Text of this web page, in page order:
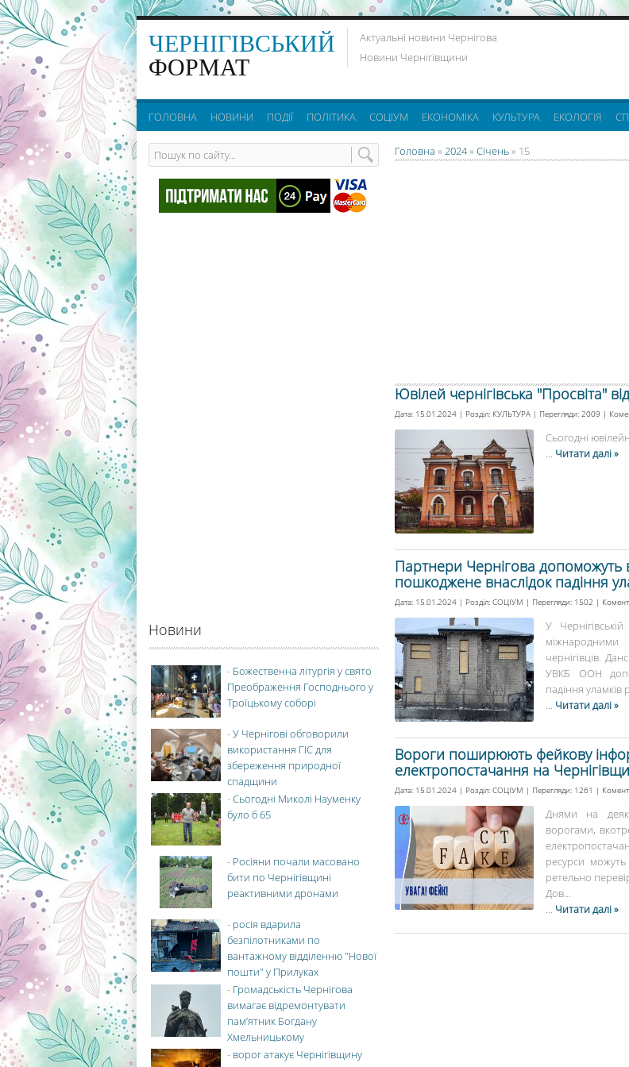
ЧЕРНІГІВСЬКИЙ
ФОРМАТ
Актуальні новини Чернігова
Новини Чернігівщини
ГОЛОВНА НОВИНИ ПОДІЇ ПОЛІТИКА СОЦІУМ ЕКОНОМІКА КУЛЬТУРА ЕКОЛОГІЯ
Головна » 2024» Січень» 15
Ювілей чернігівська "Просвіта"
Дата: 15.01.2024 | Розділ: КУЛЬТУРА | Перегляди: 2009 |
Сьогодні
... Читати далі »
Партнери Чернігова допоможуть
пошкоджене внаслідок падіння
Дата: 15.01.2024 | Розділ: СОЦІУМ | Перегляди: 1502 |
У
чернігівців.
УВКБ ООН
падіння уламків
... Читати далі »
Вороги поширюють фейкову
електропостачання на
Дата: 15.01.2024 | Розділ: СОЦІУМ | Перегляди: 1261 |
Днями на
ворогами,
ресурси можуть
ретельно
Дов...
... Читати далі »
Новини
- Божественна літургія у свято
Преображення Господнього у
Троїцькому соборі
-У Чернігові обговорили
використання ГІС для
збереження природної
спадщини
-Сьогодні Миколі Науменку
було б 65
- Росіяни почали масовано
бити по Чернігівщині
реактивними дронами
- росія вдарила
безпілотниками по
вантажному відділенню "Нової
пошти" у Прилуках
- Громадськість Чернігова
вимагає відремонтувати
пам’ятник Богдану
Хмельницькому
- ворог атакує Чернігівщину